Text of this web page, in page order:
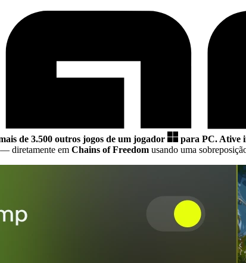
de 3.500 outros jogos de um jogador para PC. Ative
— diretamente em Chains of Freedom usando uma